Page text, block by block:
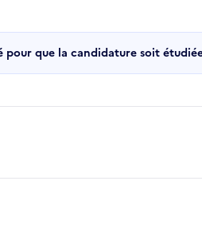
que la candidature soit